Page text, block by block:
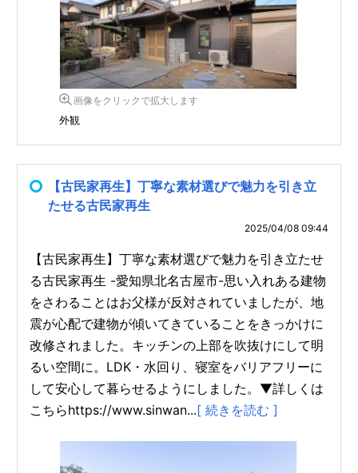
画像をクリックで拡大します
外観
【古民家再生】丁寧な素材選びで魅力を引き立
たせる古民家再生
2025/04/08 09:44
【古民家再生】丁寧な素材選びで魅力を引き立たせ
る古民家再生 -愛知県北名古屋市-思い入れある建物
をさわることはお父様が反対されていましたが、地
震が心配で建物が傾いてきていることをきっかけに
改修されました。キッチンの上部を吹抜けにして明
るい空間に。LDK・水回り、寝室をバリアフリーに
して安心して暮らせるようにしました。▼詳しくは
こちらhttps://www.sinwan...[ 続きを読む ]